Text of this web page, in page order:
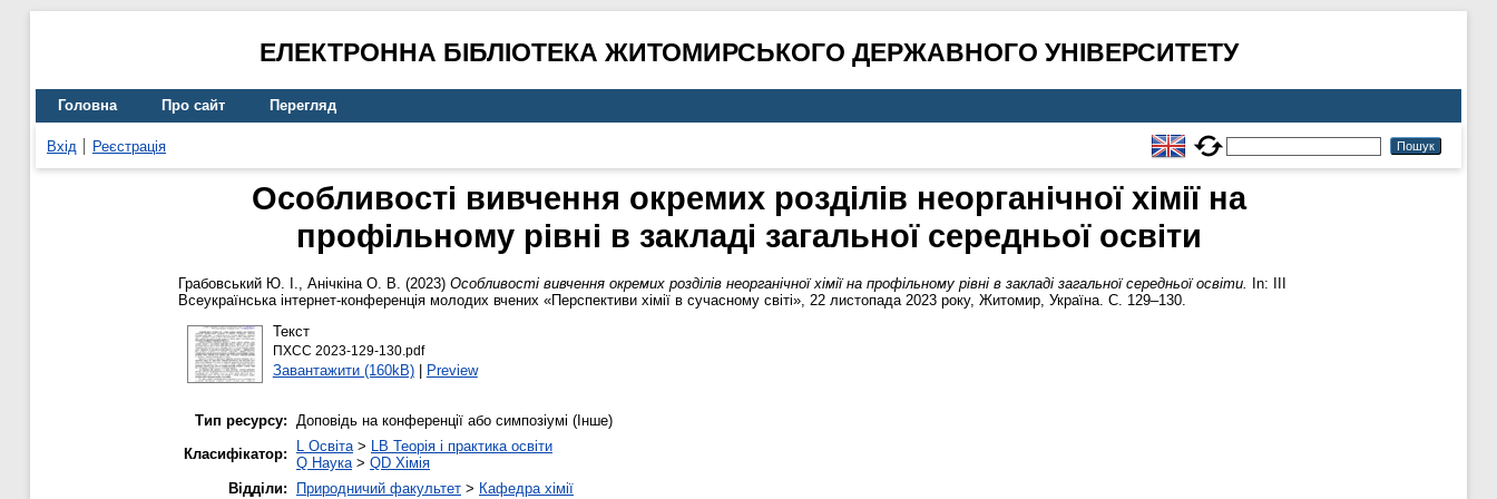
ЕЛЕКТРОННА БІБЛІОТЕКА ЖИТОМИРСЬКОГО ДЕРЖАВНОГО УНІВЕРСИТЕТУ
Головна Про сайт Перегляд
Вхід Реєстрація
Особливості вивчення окремих розділів неорганічної хімії на
профільному рівні в закладі загальної середньої освіти
Грабовський Ю. І., Анічкіна О. В. (2023) Особливості вивчення окремих розділів неорганічної хімії на профільному рівні в закладі загальної середньої освіти.
In: ІІІ
Всеукраїнська інтернет-конференція молодих вчених «Перспективи хімії в сучасному світі», 22 листопада 2023 року, Житомир, Україна. С. 129–130.
Текст
ПХСС 2023-129-130.pdf
Завантажити (160kB)| Preview
Тип ресурсу: Доповідь на конференції або симпозіумі (Інше)
Класифікатор:
L Освіта> LB Теорія і практика освіти
Q Наука> QD Хімія
Відділи:
Природничий факультет > Кафедра хімії